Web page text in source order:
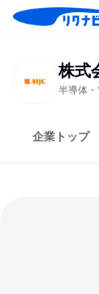
株式
半導体
企業トップ